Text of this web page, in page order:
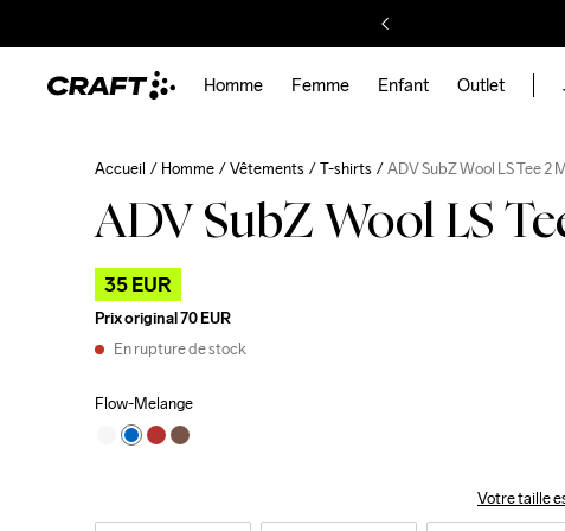
Homme Femme Enfant Outlet
Accueil Homme Vêtements T-shirts ADV SubZ Wool LS Tee 2
ADV SubZ Wool LS
35 EUR
Prix original70 EUR
En rupture de stock
Flow-Melange
Votre taille